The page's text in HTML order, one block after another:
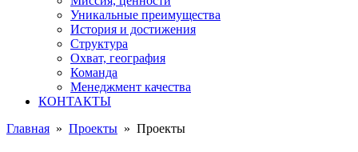
Уникальные преимущества
История и достижения
Структура
Охват, география
Команда
Менеджмент качества
КОНТАКТЫ
Главная » Проекты » Проекты